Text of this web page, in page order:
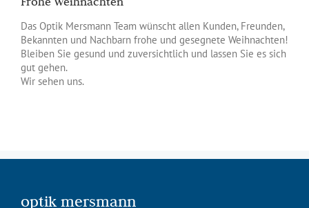
Das Optik Mersmann Team wünscht allen Kunden, Freunden,
Bekannten und Nachbarn frohe und gesegnete Weihnachten!
Bleiben Sie gesund und zuversichtlich und lassen Sie es sich
gut gehen.
Wir sehen uns.
optik mersmann